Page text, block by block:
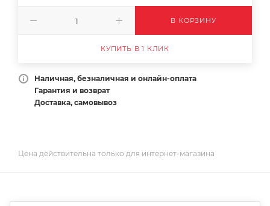
В КОРЗИНУ
КУПИТЬ В 1 КЛИК
Наличная, безналичная и онлайн-оплата
Гарантия и возврат
Доставка, самовывоз
Цена действительна только для интернет-магазина